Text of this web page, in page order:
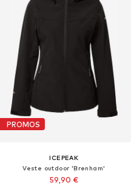
PROMOS
ICEPEAK
Veste outdoor 'Brenham'
59,90 €